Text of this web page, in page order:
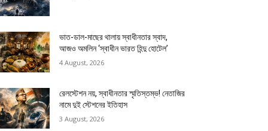
ভাত-ডাল-মাছের থালায় স্বাধীনতার স্বাদ,
আজও অমলিন ‘স্বাধীন ভারত হিন্দু হোটেল’
4 August, 2026
রেলস্টেশন নয়, স্বাধীনতার স্মৃতিস্তম্ভ! নেতাজির
নামে দুই স্টেশনের ইতিহাস
3 August, 2026